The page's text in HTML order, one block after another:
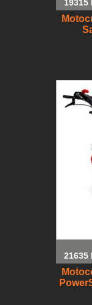
19315
21635